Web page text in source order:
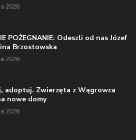
2026
POŻEGNANIE: Odeszli od nas Józef
Brzostowska
2026
adoptuj. Zwierzęta z Wągrowca
nowe domy
2026